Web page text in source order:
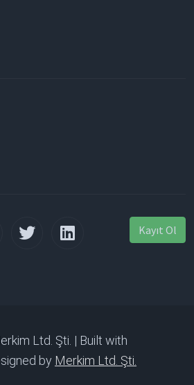
Kayıt Ol
Ltd. Şti. | Built with
by Merkim Ltd. Şti.